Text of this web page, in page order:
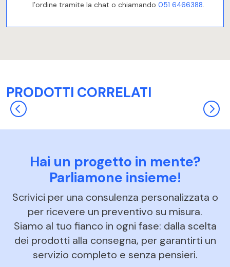
l’ordine tramite la chat o chiamando 051 6466388.
PRODOTTI CORRELATI
Hai un progetto in mente?
Parliamone insieme!
Scrivici per una consulenza personalizzata o
per ricevere un preventivo su misura.
Siamo al tuo fianco in ogni fase: dalla scelta
dei prodotti alla consegna, per garantirti un
servizio completo e senza pensieri.